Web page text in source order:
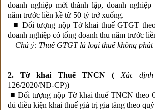
doanh nghiệp mới thành lập, doanh
năm trước liền kề từ 50 tỷ trở xuống.
■ Đối tượng nộp Tờ khai thuế GTGT
doanh nghiệp có tổng doanh thu năm trước
Chú ý: Thuế GTGT là loại thuế không phát
2. Tờ khai Thuế TNCN ( Xác
126/2020/NĐ-CP))
■ Đối tượng nộp Tờ khai thuế TNCN theo
đủ điều kiện khai thuế giá trị gia tăng theo quý